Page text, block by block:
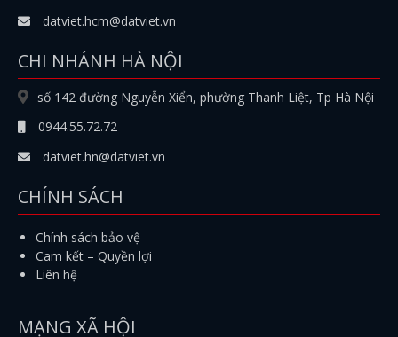
datviet.hcm@datviet.vn
CHI NHÁNH HÀ NỘI
số 142 đường Nguyễn Xiển, phường Thanh Liệt, Tp Hà Nội
0944.55.72.72
datviet.hn@datviet.vn
CHÍNH SÁCH
Chính sách bảo vệ
Cam kết – Quyền lợi
Liên hệ
MẠNG XÃ HỘI